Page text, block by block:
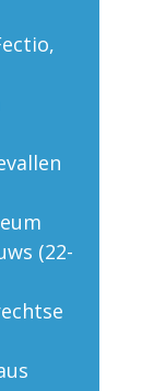
(22-